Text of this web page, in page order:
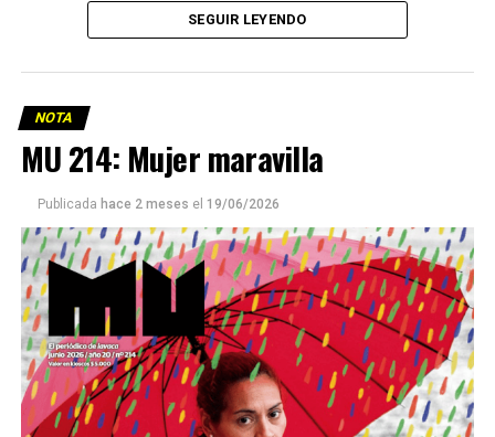
Este número 215 de MU ☝️viene con doble tapa, que
podría ser una frase:
Sin chamuyo, a remarla.
SEGUIR LEYENDO
NOTA
MU 214: Mujer maravilla
Publicada hace 2 meses el 19/06/2026